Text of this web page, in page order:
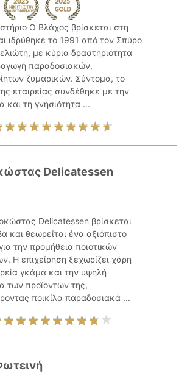
Ο Βλάχος βρίσκεται στη
ιδρύθηκε το 1991 από τον Σπύρο
με κύρια δραστηριότητα
παραδοσιακών,
ζυμαρικών. Σύντομα, το
εταιρείας συνδέθηκε με την
και τη γνησιότητα ...
Delicatessen
Delicatessen βρίσκεται
και θεωρείται ένα αξιόπιστο
την προμήθεια ποιοτικών
Η επιχείρηση ξεχωρίζει χάρη
γκάμα και την υψηλή
των προϊόντων της,
ποικίλα παραδοσιακά ...